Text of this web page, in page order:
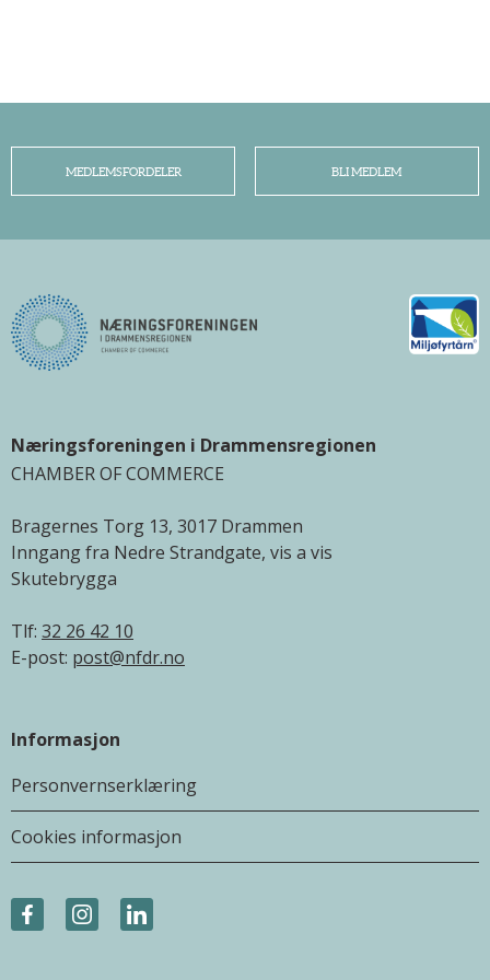
MEDLEMSFORDELER BLI MEDLEM
Næringsforeningen i Drammensregionen
CHAMBER OF COMMERCE
Bragernes Torg 13, 3017 Drammen
Inngang fra Nedre Strandgate, vis a vis
Skutebrygga
Tlf: 32 26 42 10
E-post: post@nfdr.no
Informasjon
Personvernserklæring
Cookies informasjon